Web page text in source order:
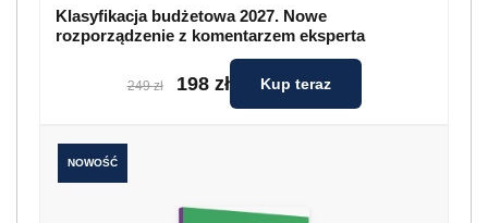
Klasyfikacja budżetowa 2027. Nowe
rozporządzenie z komentarzem eksperta
249 zł 198 zł Kup teraz
NOWOŚĆ